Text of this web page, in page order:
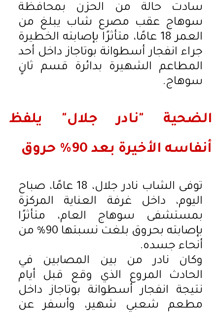
سادت حالة من الحزن بمحافظة
سوهاج عقب مصرع شاب يبلغ من
العمر 18 عامًا، متأثرًا بإصابته الخطيرة
جراء انفجار أسطوانة بوتاجاز داخل أحد
المطاعم الشهيرة بدائرة قسم ثانٍ
سوهاج.
الضحية "نادر جلال" يلفظ
أنفاسه الأخيرة بعد 90% حروق
توفى الشاب نادر جلال، 18 عامًا، صباح
اليوم، داخل غرفة العناية المركزة
بمستشفى سوهاج العام، متأثرًا
بإصابته بحروق بلغت نسبتها 90% من
أنحاء جسده.
وكان نادر من بين المصابين في
الحادث المروع الذي وقع قبل أيام
نتيجة انفجار أسطوانة بوتاجاز داخل
مطعم شعبي شهير، وأسفر عن